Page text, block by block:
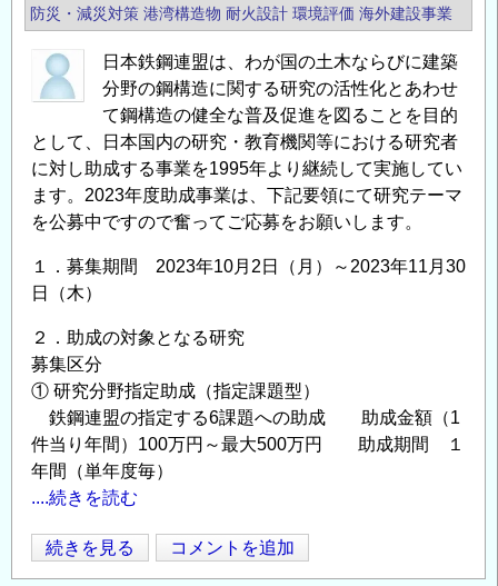
容
力
に
つ
い
て
防災・減災対策 港湾構造物 耐火設計 環境評価 海外建設事業
日本鉄鋼連盟は、わが国の土木ならびに建築
分野の鋼構造に関する研究の活性化とあわせ
て鋼構造の健全な普及促進を図ることを目的
として、日本国内の研究・教育機関等における研究者
に対し助成する事業を1995年より継続して実施してい
ます。2023年度助成事業は、下記要領にて研究テーマ
を公募中ですので奮ってご応募をお願いします。
１．募集期間 2023年10月2日（月）～2023年11月30
日（木）
２．助成の対象となる研究
募集区分
① 研究分野指定助成（指定課題型）
鉄鋼連盟の指定する6課題への助成 助成金額（1
件当り年間）100万円～最大500万円 助成期間 １
年間（単年度毎）
....続きを読む
【日
本
続きを見る コメントを追加